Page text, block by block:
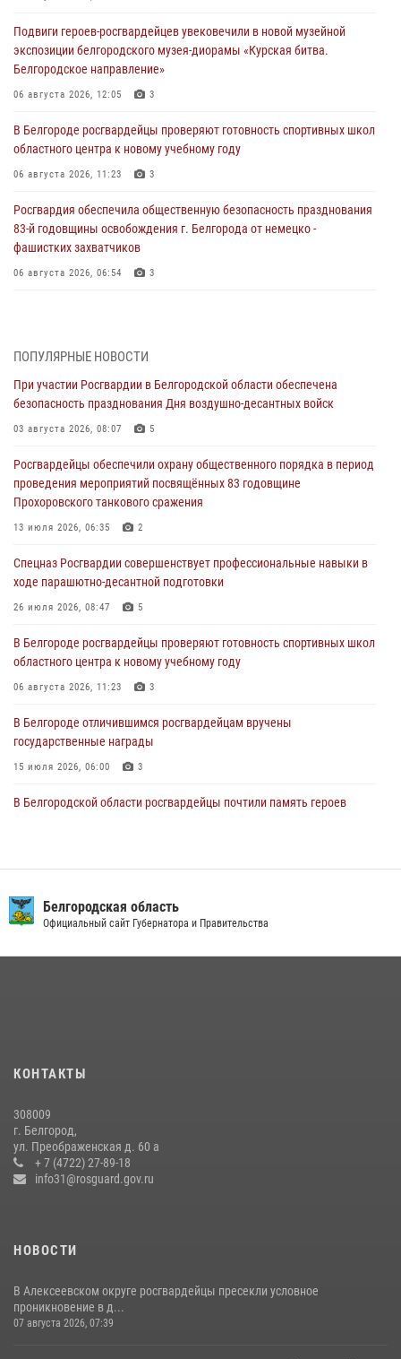
Подвиги героев‑росгвардейцев увековечили в новой музейной
экспозиции белгородского музея‑диорамы «Курская битва.
Белгородское направление»
06 августа 2026, 12:05 3
В Белгороде росгвардейцы проверяют готовность спортивных школ
областного центра к новому учебному году
06 августа 2026, 11:23 3
Росгвардия обеспечила общественную безопасность празднования
83-й годовщины освобождения г. Белгорода от немецко -
фашистких захватчиков
06 августа 2026, 06:54 3
05 августа 2026, 17:12 2
Росгвардейцы приняли участие в акции «Волна памяти»,
посвящённой 83‑й годовщине освобождения Белгорода от немецко
‑фашистских захватчиков
Росгвардия призывает белгородских владельцев оружия не
затягивать с перерегистрацией
05 августа 2026, 05:01
Росгвардейцы спасли раненого при атаке FPV-дрона ВСУ жителя
белгородского приграничья
04 августа 2026, 10:43
За неделю белгородские росгвардейцы пресекли свыше 130
правонарушений
04 августа 2026, 06:03
ПОПУЛЯРНЫЕ НОВОСТИ
При участии Росгвардии в Белгородской области обеспечена
безопасность празднования Дня воздушно-десантных войск
03 августа 2026, 08:07 5
Росгвардейцы обеспечили охрану общественного порядка в период
проведения мероприятий посвящённых 83 годовщине
Прохоровского танкового сражения
13 июля 2026, 06:35 2
Спецназ Росгвардии совершенствует профессиональные навыки в
ходе парашютно-десантной подготовки
26 июля 2026, 08:47 5
В Белгороде росгвардейцы проверяют готовность спортивных школ
областного центра к новому учебному году
06 августа 2026, 11:23 3
В Белгороде отличившимся росгвардейцам вручены
государственные награды
15 июля 2026, 06:00 3
В Белгородской области росгвардейцы почтили память героев
беседу по профилактике аварийности
09 июля 2026, 10:07
Белгородский росгвардеец стал победителем юбилейного
чемпионата войск национальной гвардии Российской Федерации по
боксу
07 июля 2026, 16:59
Белгородская область
Официальный сайт Губернатора и Правительства
КОНТАКТЫ
308009
г. Белгород,
ул. Преображенская д. 60 а
+ 7 (4722) 27-89-18
info31@rosguard.gov.ru
НОВОСТИ
В Алексеевском округе росгвардейцы пресекли условное
проникновение в д...
07 августа 2026, 07:39